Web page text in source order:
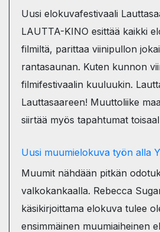
Uusi elokuvafestivaali
LAUTTA-KINO esittää kaikki
filmiltä, parittaa viinipullon
rantasaunan. Kuten kunnon
filmifestivaalin kuuluukin.
Lauttasaareen! Muuttoliike
siirtää myös tapahtumat
Uusi muumielokuva työn alla
Muumit nähdään pitkän
valkokankaalla. Rebecca
käsikirjoittama elokuva tulee
ensimmäinen muumiaiheinen